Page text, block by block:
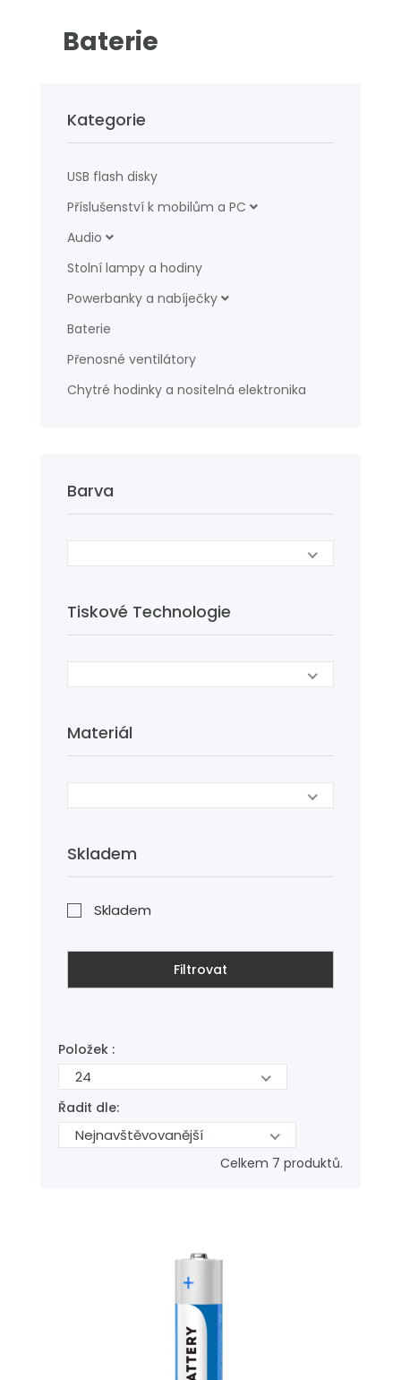
Baterie
Kategorie
USB flash disky
Příslušenství k mobilům a PC
Audio
Stolní lampy a hodiny
Powerbanky a nabíječky
Baterie
Přenosné ventilátory
Chytré hodinky a nositelná elektronika
Barva
Tiskové Technologie
Materiál
Skladem
Skladem
Filtrovat
Položek :
24
Řadit dle:
Nejnavštěvovanější
Celkem 7 produktů.